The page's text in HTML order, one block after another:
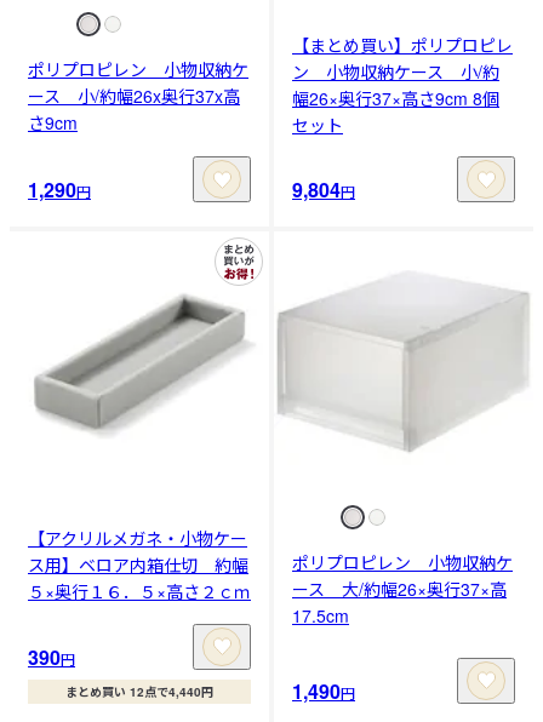
ポリプロピレン 小物収納ケ
ース 小/約幅26x奥行37x高
さ9cm
1,290円
【まとめ買い】ポリプロピレ
ン 小物収納ケース 小/約
幅26×奥行37×高さ9cm 8個
セット
9,804円
【アクリルメガネ・小物ケー
ス用】ベロア内箱仕切 約幅
５×奥行１６．５×高さ２ｃｍ
390円
まとめ買い 12点で4,440円
ポリプロピレン 小物収納ケ
ース 大/約幅26×奥行37×高
17.5cm
1,490円